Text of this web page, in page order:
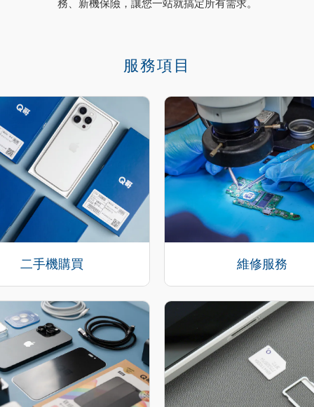
務、新機保險，讓您一站就搞定所有需求。
服務項目
二手機購買 維修服務